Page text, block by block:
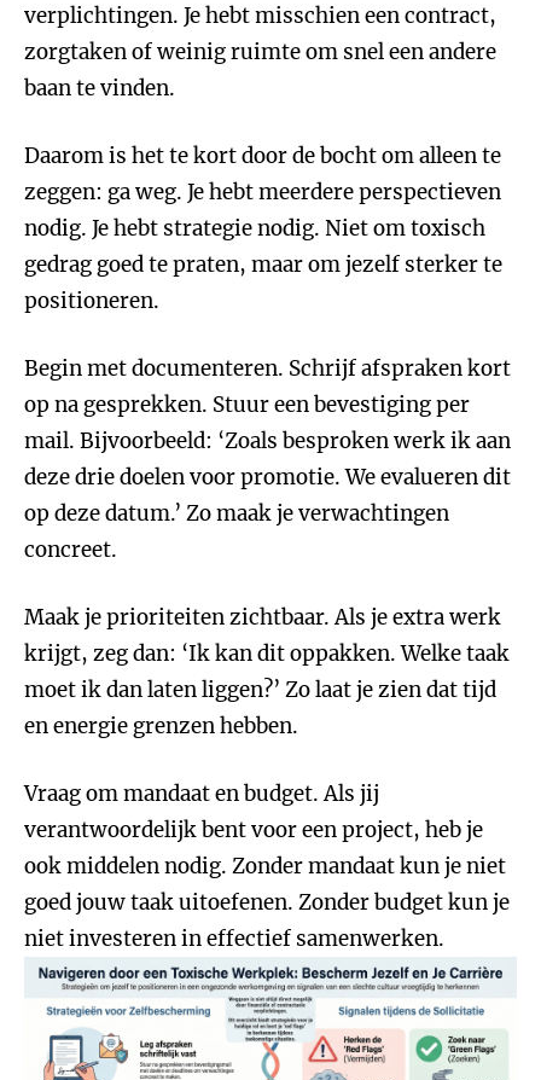
verplichtingen. Je hebt misschien een contract,
zorgtaken of weinig ruimte om snel een andere
baan te vinden.
Daarom is het te kort door de bocht om alleen te
zeggen: ga weg. Je hebt meerdere perspectieven
nodig. Je hebt strategie nodig. Niet om toxisch
gedrag goed te praten, maar om jezelf sterker te
positioneren.
Begin met documenteren. Schrijf afspraken kort
op na gesprekken. Stuur een bevestiging per
mail. Bijvoorbeeld: ‘Zoals besproken werk ik aan
deze drie doelen voor promotie. We evalueren dit
op deze datum.’ Zo maak je verwachtingen
concreet.
Maak je prioriteiten zichtbaar. Als je extra werk
krijgt, zeg dan: ‘Ik kan dit oppakken. Welke taak
moet ik dan laten liggen?’ Zo laat je zien dat tijd
en energie grenzen hebben.
Vraag om mandaat en budget. Als jij
verantwoordelijk bent voor een project, heb je
ook middelen nodig. Zonder mandaat kun je niet
goed jouw taak uitoefenen. Zonder budget kun je
niet investeren in effectief samenwerken.